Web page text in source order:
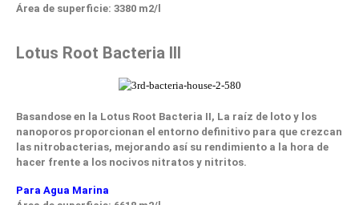
Área de superficie: 3380 m2/l
Lotus Root Bacteria III
Basandose en la Lotus Root Bacteria II, La raíz de loto y los
nanoporos proporcionan el entorno definitivo para que crezcan
las nitrobacterias, mejorando así su rendimiento a la hora de
hacer frente a los nocivos nitratos y nitritos.
Para Agua Marina